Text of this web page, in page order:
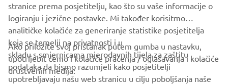
CORPORATE
stranice prema posjetitelju, kao što su vaše informacije o
logiranju i jezične postavke. Mi također korisitmo
analitičke kolačiće za generiranje statistike posjetitelja
koja se temelji na privatnosti i u
skladu s smjernicama mjerodavnih tijela za zaštitu
podataka da bismo razumjeli kako posjetitelji
upotrebljavaju našu web stranicu u cilju poboljšanja naše
Ako priložite svoj pristanak putem gumba u nastavku,
upotrijebit ćemo i kolačiće praćenja / oglašavanja i kolačiće
društvenih medija: